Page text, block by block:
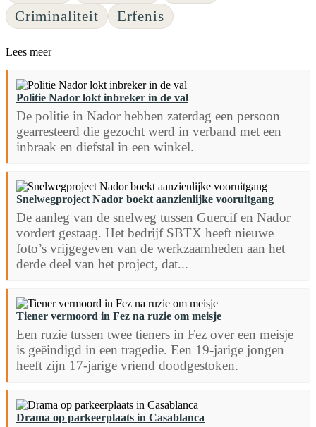
Criminaliteit
Erfenis
Lees meer
Politie Nador lokt inbreker in de val
De politie in Nador hebben zaterdag een persoon
gearresteerd die gezocht werd in verband met een
inbraak en diefstal in een winkel.
Snelwegproject Nador boekt aanzienlijke vooruitgang
De aanleg van de snelweg tussen Guercif en Nador
vordert gestaag. Het bedrijf SBTX heeft nieuwe
foto’s vrijgegeven van de werkzaamheden aan het
derde deel van het project, dat...
Tiener vermoord in Fez na ruzie om meisje
Een ruzie tussen twee tieners in Fez over een meisje
is geëindigd in een tragedie. Een 19-jarige jongen
heeft zijn 17-jarige vriend doodgestoken.
Drama op parkeerplaats in Casablanca